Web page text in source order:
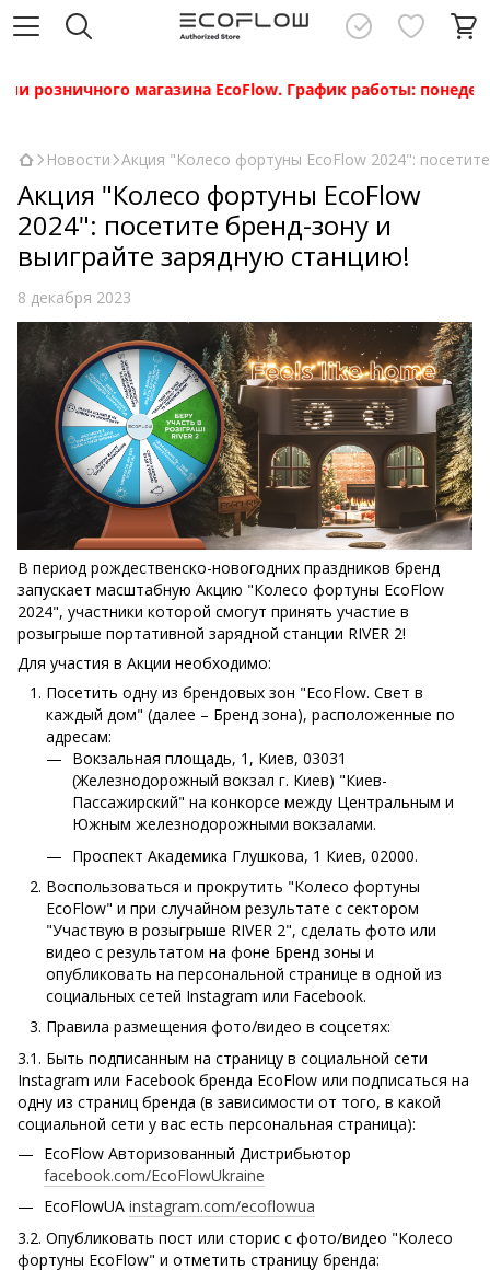
магазина EcoFlow. График работы:
Новости Акция "Колесо фортуны EcoFlow 2024":
Акция "Колесо фортуны EcoFlow
2024": посетите бренд-зону и
выиграйте зарядную станцию!
8 декабря 2023
В период рождественско-новогодних праздников бренд
запускает масштабную Акцию "Колесо фортуны EcoFlow
2024", участники которой смогут принять участие в
розыгрыше портативной зарядной станции RIVER 2!
Для участия в Акции необходимо:
Посетить одну из брендовых зон "EcoFlow. Свет в
каждый дом" (далее – Бренд зона), расположенные по
адресам:
Вокзальная площадь, 1, Киев, 03031
(Железнодорожный вокзал г. Киев) "Киев-
Пассажирский" на конкорсе между Центральным и
Южным железнодорожными вокзалами.
Проспект Академика Глушкова, 1 Киев, 02000.
Воспользоваться и прокрутить "Колесо фортуны
EcoFlow" и при случайном результате с сектором
"Участвую в розыгрыше RIVER 2", сделать фото или
видео с результатом на фоне Бренд зоны и
опубликовать на персональной странице в одной из
социальных сетей Instagram или Facebook.
Правила размещения фото/видео в соцсетях:
3.1. Быть подписанным на страницу в социальной сети
Instagram или Facebook бренда EcoFlow или подписаться на
одну из страниц бренда (в зависимости от того, в какой
социальной сети у вас есть персональная страница):
EcoFlow Авторизованный Дистрибьютор
facebook.com/EcoFlowUkraine
EcoFlowUA instagram.com/ecoflowua
3.2. Опубликовать пост или сторис с фото/видео "Колесо
фортуны EcoFlow" и отметить страницу бренда: